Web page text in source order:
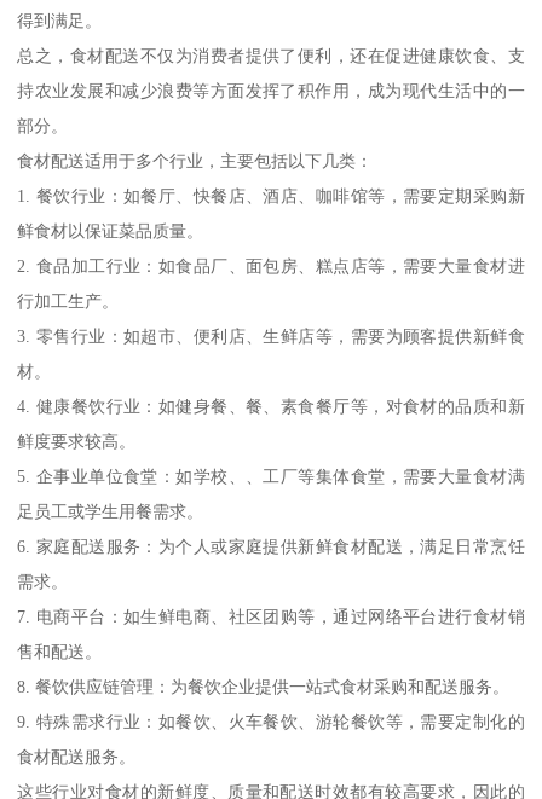
得到满足。
总之，食材配送不仅为消费者提供了便利，还在促进健康饮食、支
持农业发展和减少浪费等方面发挥了积作用，成为现代生活中的一
部分。
食材配送适用于多个行业，主要包括以下几类：
1. 餐饮行业：如餐厅、快餐店、酒店、咖啡馆等，需要定期采购新
鲜食材以保证菜品质量。
2. 食品加工行业：如食品厂、面包房、糕点店等，需要大量食材进
行加工生产。
3. 零售行业：如超市、便利店、生鲜店等，需要为顾客提供新鲜食
材。
4. 健康餐饮行业：如健身餐、餐、素食餐厅等，对食材的品质和新
鲜度要求较高。
5. 企事业单位食堂：如学校、、工厂等集体食堂，需要大量食材满
足员工或学生用餐需求。
6. 家庭配送服务：为个人或家庭提供新鲜食材配送，满足日常烹饪
需求。
7. 电商平台：如生鲜电商、社区团购等，通过网络平台进行食材销
售和配送。
8. 餐饮供应链管理：为餐饮企业提供一站式食材采购和配送服务。
9. 特殊需求行业：如餐饮、火车餐饮、游轮餐饮等，需要定制化的
食材配送服务。
这些行业对食材的新鲜度、质量和配送时效都有较高要求，因此的